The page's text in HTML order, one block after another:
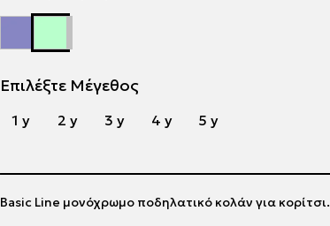
Επιλέξτε Μέγεθος
1 y 2 y 3 y 4 y 5 y
Basic Line μονόχρωμο ποδηλατικό κολάν για κορίτσι.